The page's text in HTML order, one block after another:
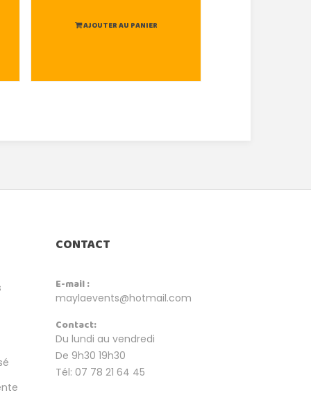
AJOUTER AU PANIER
CONTACT
E-mail :
maylaevents@hotmail.com
Contact:
Du lundi au vendredi
De 9h30 19h30
Tél: 07 78 21 64 45